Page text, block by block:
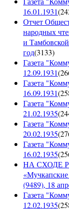
16.01.1931(
Отчет
народных
и
год(3133)
Газета
12.09.1931(
Газета
16.09.1931(
Газета
21.02.1935(
Газета
20.02.1935(
Газета
16.02.1935(
НА СХОДЕ
(9489), 18
Газета
12.02.1935(